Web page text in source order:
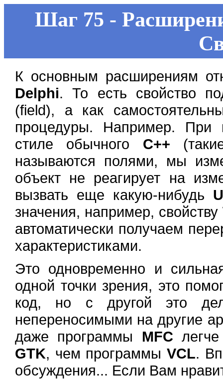
Шаг 75 -
К основным расширениям
Delphi. То есть свойство
(field), а как
процедуры. Например. При
стиле обычного C++
называются полями, мы
объект не реагирует на
вызвать еще какую-нибудь
значения, например, свойству
автоматически получаем
характеристиками.
Это одновременно и
одной точки зрения, это
код, но с другой это
непереносимыми на другие
даже программы MFC
GTK, чем программыVCL.
обсуждения... Если Вам